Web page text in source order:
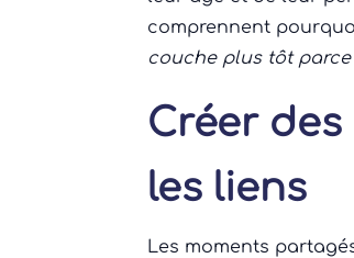
comprennent
couche plus tôt parce
Créer
les liens
Les moments